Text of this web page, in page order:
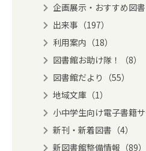
企画展示・おすすめ図書
出来事（197）
利用案内（18）
図書館お助け隊！（8）
図書館だより（55）
地域文庫（1）
小中学生向け電子書籍サ
新刊・新着図書（4）
新図書館整備情報（89）